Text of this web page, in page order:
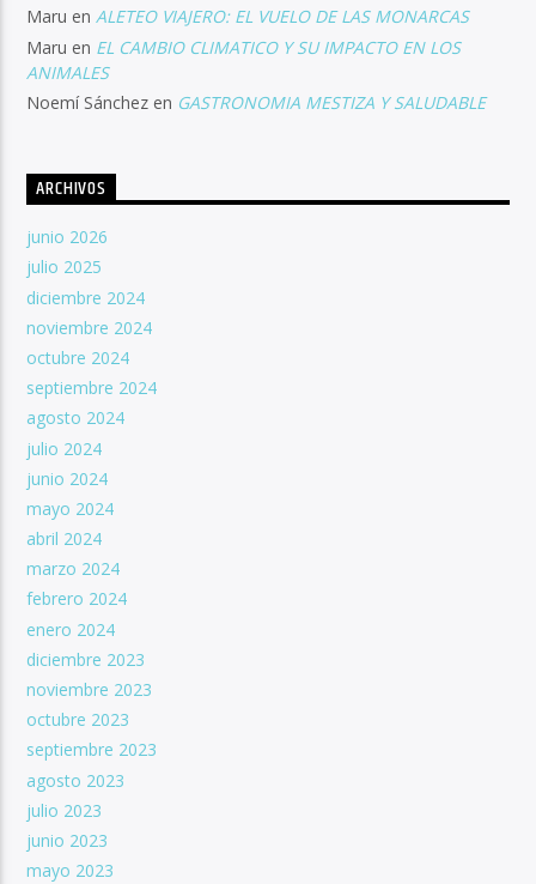
Maru enALETEO VIAJERO: EL VUELO DE LAS MONARCAS
Maru en EL CAMBIO CLIMATICO Y SU IMPACTO EN LOS
ANIMALES
Noemí Sánchez en GASTRONOMIA MESTIZA Y SALUDABLE
ARCHIVOS
junio 2026
julio 2025
diciembre 2024
noviembre 2024
octubre 2024
septiembre 2024
agosto 2024
julio 2024
junio 2024
mayo 2024
abril 2024
marzo 2024
febrero 2024
enero 2024
diciembre 2023
noviembre 2023
octubre 2023
septiembre 2023
agosto 2023
julio 2023
junio 2023
mayo 2023